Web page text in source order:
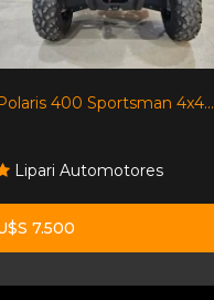
400 Sportsman 4x4...
Lipari Automotores
7.500